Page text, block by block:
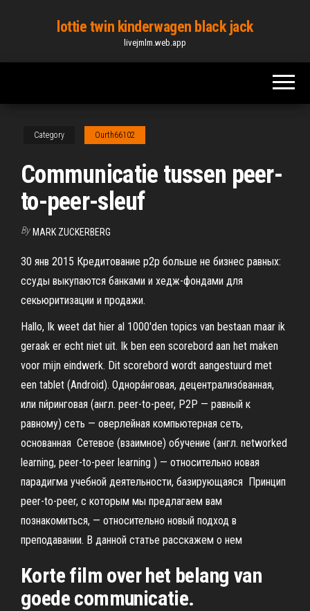
content
lottie twin kinderwagen black jack
livejmlm.web.app
Category Ourth66102
Communicatie tussen peer-
to-peer-sleuf
By MARK ZUCKERBERG
30 янв 2015 Кредитование p2p больше не бизнес равных:
ссуды выкупаются банками и хедж-фондами для
секьюритизации и продажи.
Hallo, Ik weet dat hier al 1000'den topics van bestaan maar ik
geraak er echt niet uit. Ik ben een scorebord aan het maken
voor mijn eindwerk. Dit scorebord wordt aangestuurd met
een tablet (Android). Однора́нговая, децентрализо́ванная,
или пи́ринговая (англ. peer-to-peer, P2P — равный к
равному) сеть — оверлейная компьютерная сеть,
основанная Сетевое (взаимное) обучение (англ. networked
learning, peer-to-peer learning ) — относительно новая
парадигма учебной деятельности, базирующаяся Принцип
peer-to-peer, с которым мы предлагаем вам
познакомиться, — относительно новый подход в
преподавании. В данной статье расскажем о нем
Korte film over het belang van
goede communicatie.